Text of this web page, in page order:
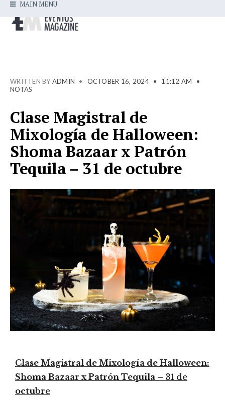
MAIN MENU
WRITTEN BY ADMIN • OCTOBER 16, 2024 • 11:12 AM
•
NOTAS
Clase Magistral de
Mixología de Halloween:
Shoma Bazaar x Patrón
Tequila – 31 de octubre
Clase Magistral de Mixología de Halloween:
Shoma Bazaar x Patrón Tequila – 31 de
octubre